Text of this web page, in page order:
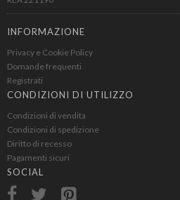
INFORMAZIONE
Privacy e Cookie Policy
Domande frequenti
Registrati
CONDIZIONI DI UTILIZZO
Condizioni di vendita
Condizioni di spedizione
Diritto di recesso
Pagamenti sicuri
SOCIAL